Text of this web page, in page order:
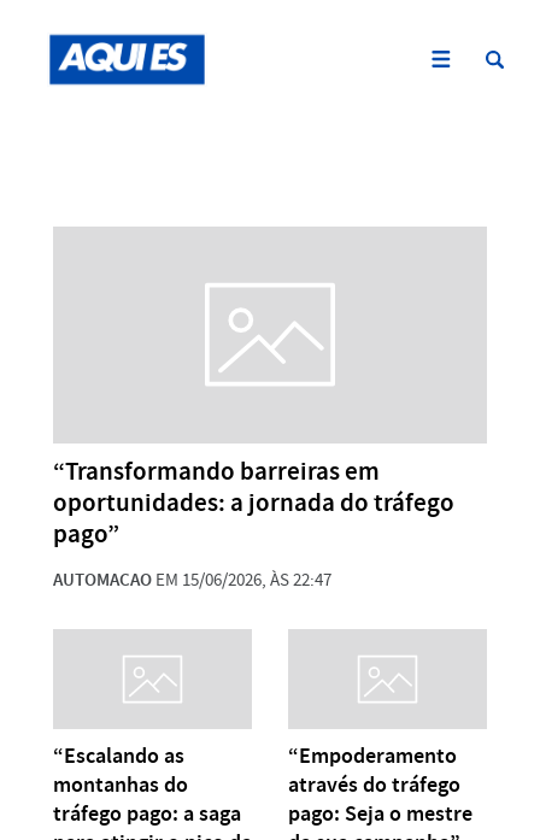
“Transformando barreiras em
oportunidades: a jornada do tráfego
pago”
AUTOMACAO EM 15/06/2026, ÀS 22:47
“Escalando as
montanhas do
tráfego pago: a saga
“Empoderamento
através do tráfego
pago: Seja o mestre